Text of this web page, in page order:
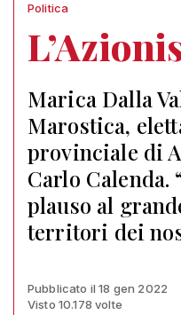
Politica
Marica Dalla
Marostica,
provinciale di
Carlo Calenda.
plauso al
territori dei
Pubblicato il 18 gen 2022
Visto 10.178 volte